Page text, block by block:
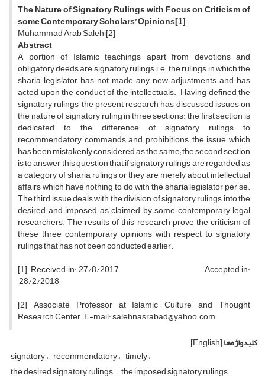
The Nature of Signatory Rulings with Focus on Criticism of
some Contemporary Scholars’ Opinions[1]
Muhammad Arab Salehi[2]
Abstract
A portion of Islamic teachings apart from devotions and
obligatory deeds are signatory rulings, i.e. the rulings in which the
sharia legislator has not made any new adjustments and has
acted upon the conduct of the intellectuals. Having defined the
signatory rulings, the present research has discussed issues on
the nature of signatory ruling in three sections: the first section is
dedicated to the difference of signatory rulings to
recommendatory commands and prohibitions, the issue which
has been mistakenly considered as the same; the second section
is to answer this question that if signatory rulings are regarded as
a category of sharia rulings or they are merely about intellectual
affairs which have nothing to do with the sharia legislator per se.
The third issue deals with the division of signatory rulings into the
desired and imposed as claimed by some contemporary legal
researchers. The results of this research prove the criticism of
these three contemporary opinions with respect to signatory
rulings that has not been conducted earlier.
[1] Received in: 27/8/2017 Accepted in:
28/2/2018
[2] Associate Professor at Islamic Culture and Thought
Research Center. E-mail: salehnasrabad@yahoo.com
کلیدواژه‌ها[English]
signatory recommendatory timely
the desired signatory rulings the imposed signatory rulings